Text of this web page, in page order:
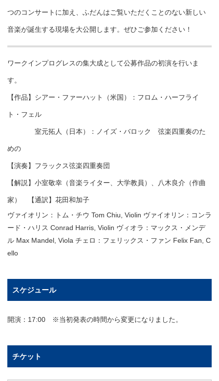
つのコンサートに加え、ふだんはご覧いただくことのない新しい
音楽が誕生する現場を大公開します。ぜひご参加ください！
ワークインプログレスの集大成として公募作品の初演を行いま
す。
【作品】シアー・ファーハット（米国）：フロム・ハーフライ
ト・フェル
室元拓人（日本）：ノイズ・バロック 弦楽四重奏のた
めの
【演奏】フラックス弦楽四重奏団
【解説】小室敬幸（音楽ライター、大学教員）、八木良介（作曲
家） 【通訳】花田和加子
ヴァイオリン：トム・チウ Tom Chiu, Violin ヴァイオリン：コンラ
ード・ハリス Conrad Harris, Violin ヴィオラ：マックス・メンデ
ル Max Mandel, Viola チェロ：フェリックス・ファン Felix Fan, C
ello
スケジュール
開演：17:00 ※当初発表の時間から変更になりました。
チケット